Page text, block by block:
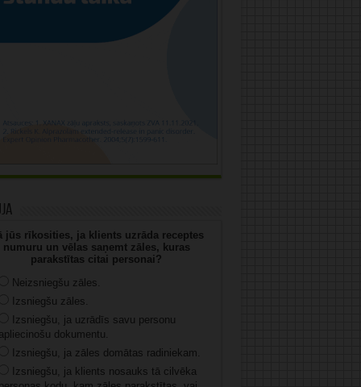
jūs rīkosities, ja klients uzrāda receptes
numuru un vēlas saņemt zāles, kuras
parakstītas citai personai?
Neizsniegšu zāles.
Izsniegšu zāles.
Izsniegšu, ja uzrādīs savu personu
dokumentu.
Izsniegšu, ja zāles domātas radiniekam.
Izsniegšu, ja klients nosauks tā cilvēka